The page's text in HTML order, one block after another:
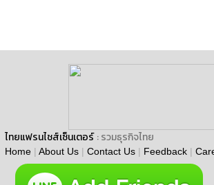
ไทยแฟรนไชส์เซ็นเตอร์ : รวมธุรกิจไทย
Home | About Us | Contact Us | Feedback |